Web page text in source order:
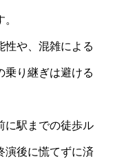
性や、混雑による
乗り継ぎは避ける
に駅までの徒歩ル
演後に慌てずに済